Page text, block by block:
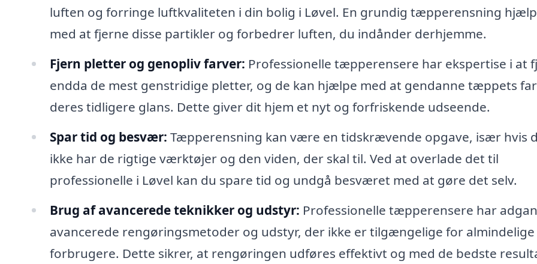
luften og forringe luftkvaliteten i din bolig i Løvel. En grundig tæpperensning
med at fjerne disse partikler og forbedrer luften, du indånder derhjemme.
Fjern pletter og genopliv farver: Professionelle tæpperensere har ekspertise i at
endda de mest genstridige pletter, og de kan hjælpe med at gendanne tæppets
deres tidligere glans. Dette giver dit hjem et nyt og forfriskende udseende.
Spar tid og besvær: Tæpperensning kan være en tidskrævende opgave, især hvis
ikke har de rigtige værktøjer og den viden, der skal til. Ved at overlade det til
professionelle i Løvel kan du spare tid og undgå besværet med at gøre det selv.
Brug af avancerede teknikker og udstyr: Professionelle tæpperensere har
avancerede rengøringsmetoder og udstyr, der ikke er tilgængelige for almindelige
forbrugere. Dette sikrer, at rengøringen udføres effektivt og med de bedste